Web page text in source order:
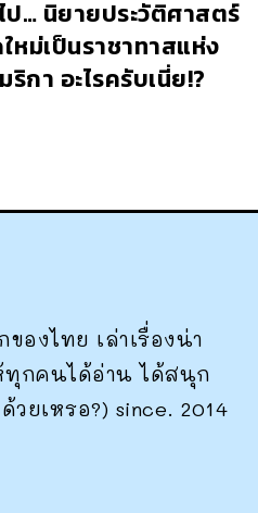
ป… นิยายประวัติศาสตร์
หม่เป็นราชาทาสแห่ง
กา อะไรครับเนี่ย!?
องไทย เล่าเรื่องน่า
กคนได้อ่าน ได้สนุก
วยเหรอ?) since. 2014